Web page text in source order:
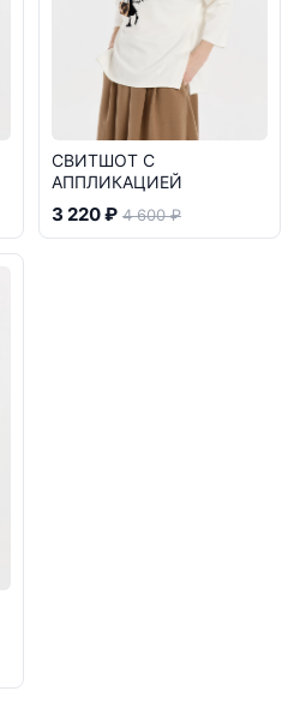
СВИТШОТ С
АППЛИКАЦИЕЙ
3 220 ₽ 4 600 ₽